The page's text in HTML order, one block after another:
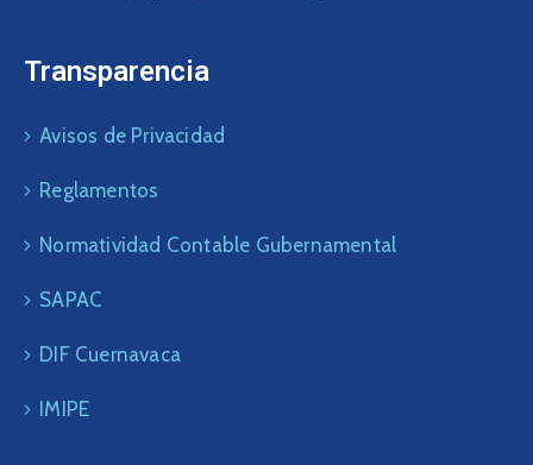
Transparencia
Avisos de Privacidad
Reglamentos
Normatividad Contable Gubernamental
SAPAC
DIF Cuernavaca
IMIPE